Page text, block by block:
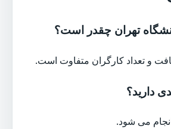
تهران چقدر است؟
و تعداد کارگران متفاوت است.
دارید؟
می شود.